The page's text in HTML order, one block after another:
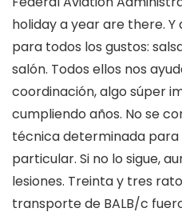
holiday a year are there.
para todos los gustos:
salón. Todos ellos nos
coordinación, algo súper
cumpliendo años. No se
técnica determinada para
particular. Si no lo sigue,
lesiones. Treinta y tres
transporte de BALB/c